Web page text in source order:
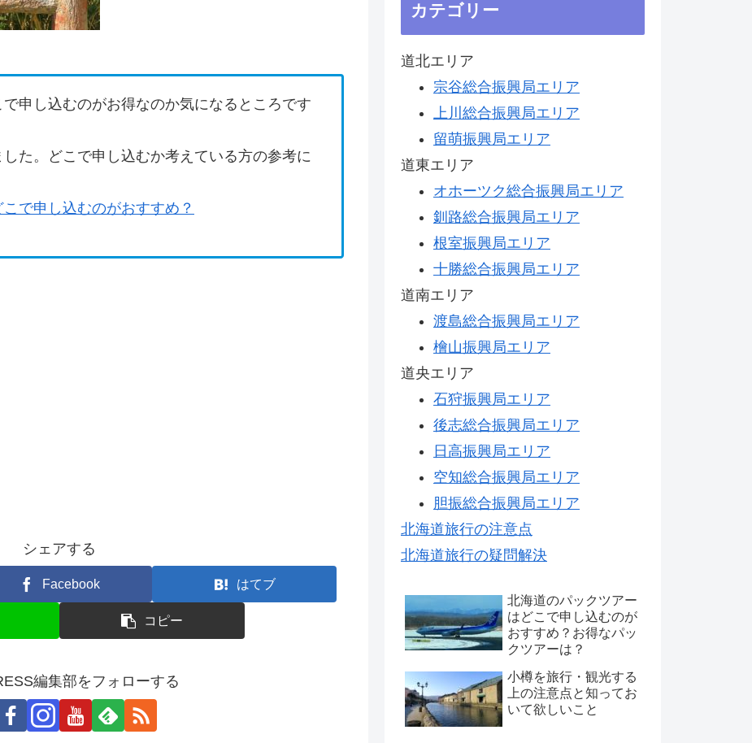
申し込むのがお得なのか気になるところです
た。どこで申し込むか考えている方の参考に
で申し込むのがおすすめ？
シェアする
Facebook はてブ
コピー
編集部をフォローする
カテゴリー
道北エリア
宗谷総合振興局エリア
上川総合振興局エリア
留萌振興局エリア
道東エリア
オホーツク総合振興局エリア
釧路総合振興局エリア
根室振興局エリア
十勝総合振興局エリア
道南エリア
渡島総合振興局エリア
檜山振興局エリア
道央エリア
石狩振興局エリア
後志総合振興局エリア
日高振興局エリア
空知総合振興局エリア
胆振総合振興局エリア
北海道旅行の注意点
北海道旅行の疑問解決
北海道のパックツアー
はどこで申し込むのが
おすすめ？お得なパッ
クツアーは？
小樽を旅行・観光する
上の注意点と知ってお
いて欲しいこと